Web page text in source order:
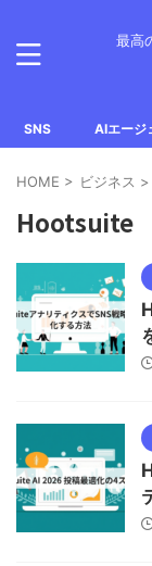
最高
SNS AIエージ
HOME > ビジネス >
Hootsuite